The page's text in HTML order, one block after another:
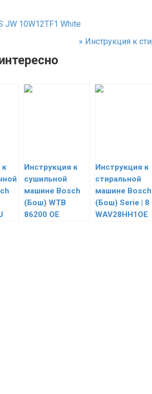
JW 10W12TF1 White
» Инструкция к
к
Инструкция к
сушильной
машине Bosch
(Бош) WTB
86200 OE
Инструкция к
стиральной
машине Bosch
(Бош) Serie | 8
WAV28HH1OE